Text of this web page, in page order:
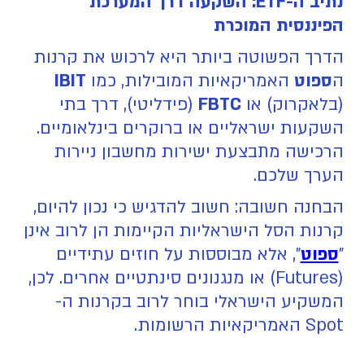
הפיננסית המוכרת
הדרך הפשוטה ביותר היא לרכוש את קרנות
הספוט האמריקאיות המובילות, כמו IBIT
(בלאקרוק) אוFBTC (פידליטי), דרך בתי
השקעות ישראליים או ברוקרים בינלאומיים.
הרכישה מתבצעת ישירות מחשבון ניירות
הערך שלכם.
הבחנה חשובה: חשוב להדגיש כי נכון להיום,
קרנות הסל הישראליות הקיימות הן לרוב אינן
"ספוט", אלא מבוססות על חוזים עתידיים
(Futures) או מנגנונים סינתטיים אחרים. לכן,
המשקיע הישראלי בוחר לרוב בקרנות ה-
Spot האמריקאיות הרשומות.